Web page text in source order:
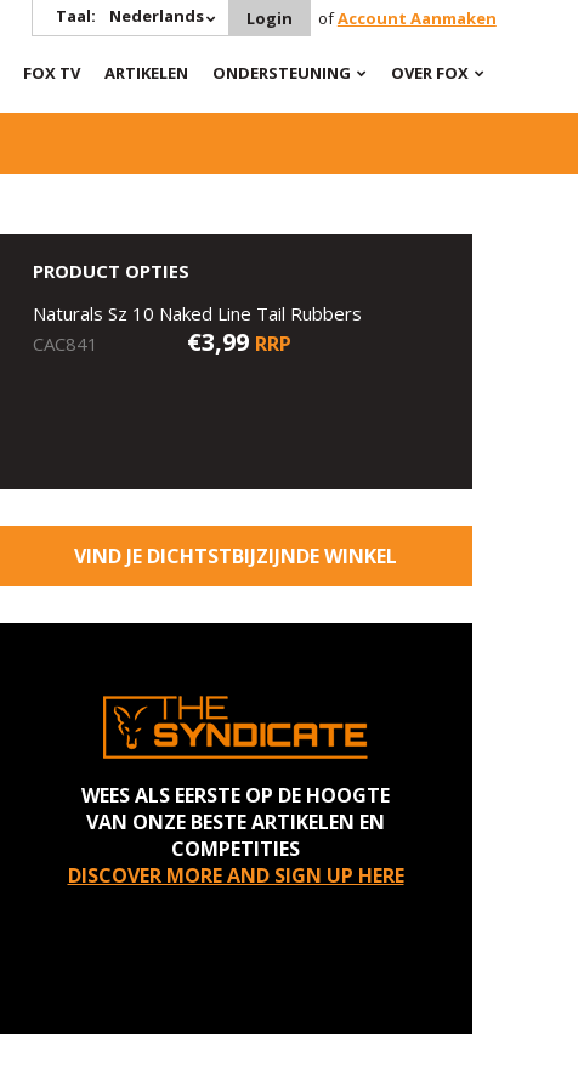
Taal: Nederlands Login ofAccount Aanmaken
FOX TV ARTIKELEN ONDERSTEUNING OVER FOX
PRODUCT OPTIES
Naturals Sz 10 Naked Line Tail Rubbers
CAC841
€3,99 RRP
VIND JE DICHTSTBIJZIJNDE WINKEL
WEES ALS EERSTE OP DE HOOGTE
VAN ONZE BESTE ARTIKELEN EN
COMPETITIES
DISCOVER MORE AND SIGN UP HERE